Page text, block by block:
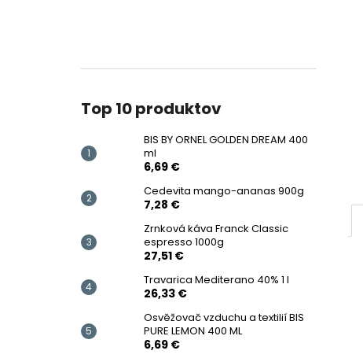
Top 10 produktov
BIS BY ORNEL GOLDEN DREAM 400
ml
6,69 €
Cedevita mango-ananas 900g
7,28 €
Zrnková káva Franck Classic
espresso 1000g
27,51 €
Travarica Mediterano 40% 1 l
26,33 €
Osvěžovač vzduchu a textilií BIS
PURE LEMON 400 ML
6,69 €